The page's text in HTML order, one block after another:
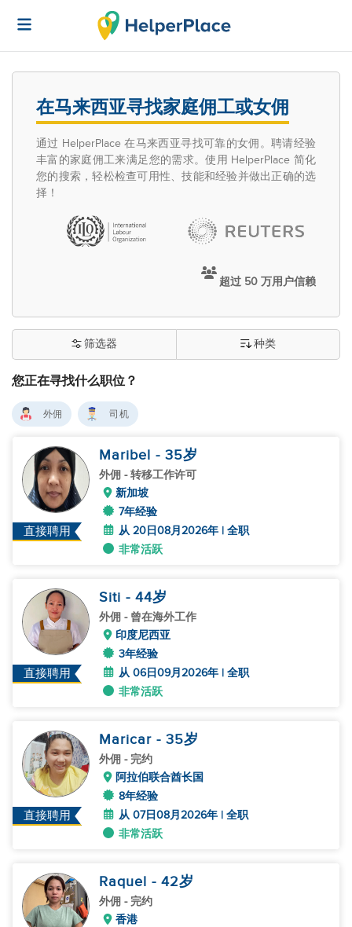
在马来西亚寻找家庭佣工或女佣
通过 HelperPlace 在马来西亚寻找可靠的女佣。聘请经验
丰富的家庭佣工来满足您的需求。使用 HelperPlace 简化
您的搜索，轻松检查可用性、技能和经验并做出正确的选
择！
超过 50 万用户信赖
您正在寻找什么职位？
筛选器 种类
外佣 司机
直接聘用
Maribel - 35岁
外佣 - 转移工作许可
新加坡
7年经验
从 20日08月2026年 | 全职
非常活跃
直接聘用
Siti - 44岁
外佣 - 曾在海外工作
印度尼西亚
3年经验
从 06日09月2026年 | 全职
非常活跃
直接聘用
Maricar - 35岁
外佣 - 完约
阿拉伯联合酋长国
8年经验
从 07日08月2026年 | 全职
非常活跃
Raquel - 42岁
外佣 - 完约
香港